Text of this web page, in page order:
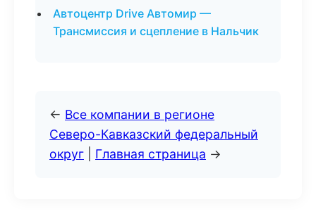
Автоцентр Drive Автомир —
Трансмиссия и сцепление в Нальчик
← Все компании в регионе
Северо-Кавказский федеральный
округ
Главная страница →